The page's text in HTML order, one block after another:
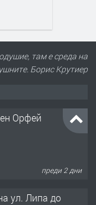
там е среда на
Борис Крутиер